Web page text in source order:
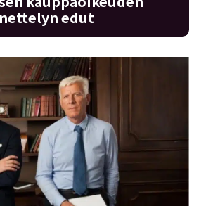
edut